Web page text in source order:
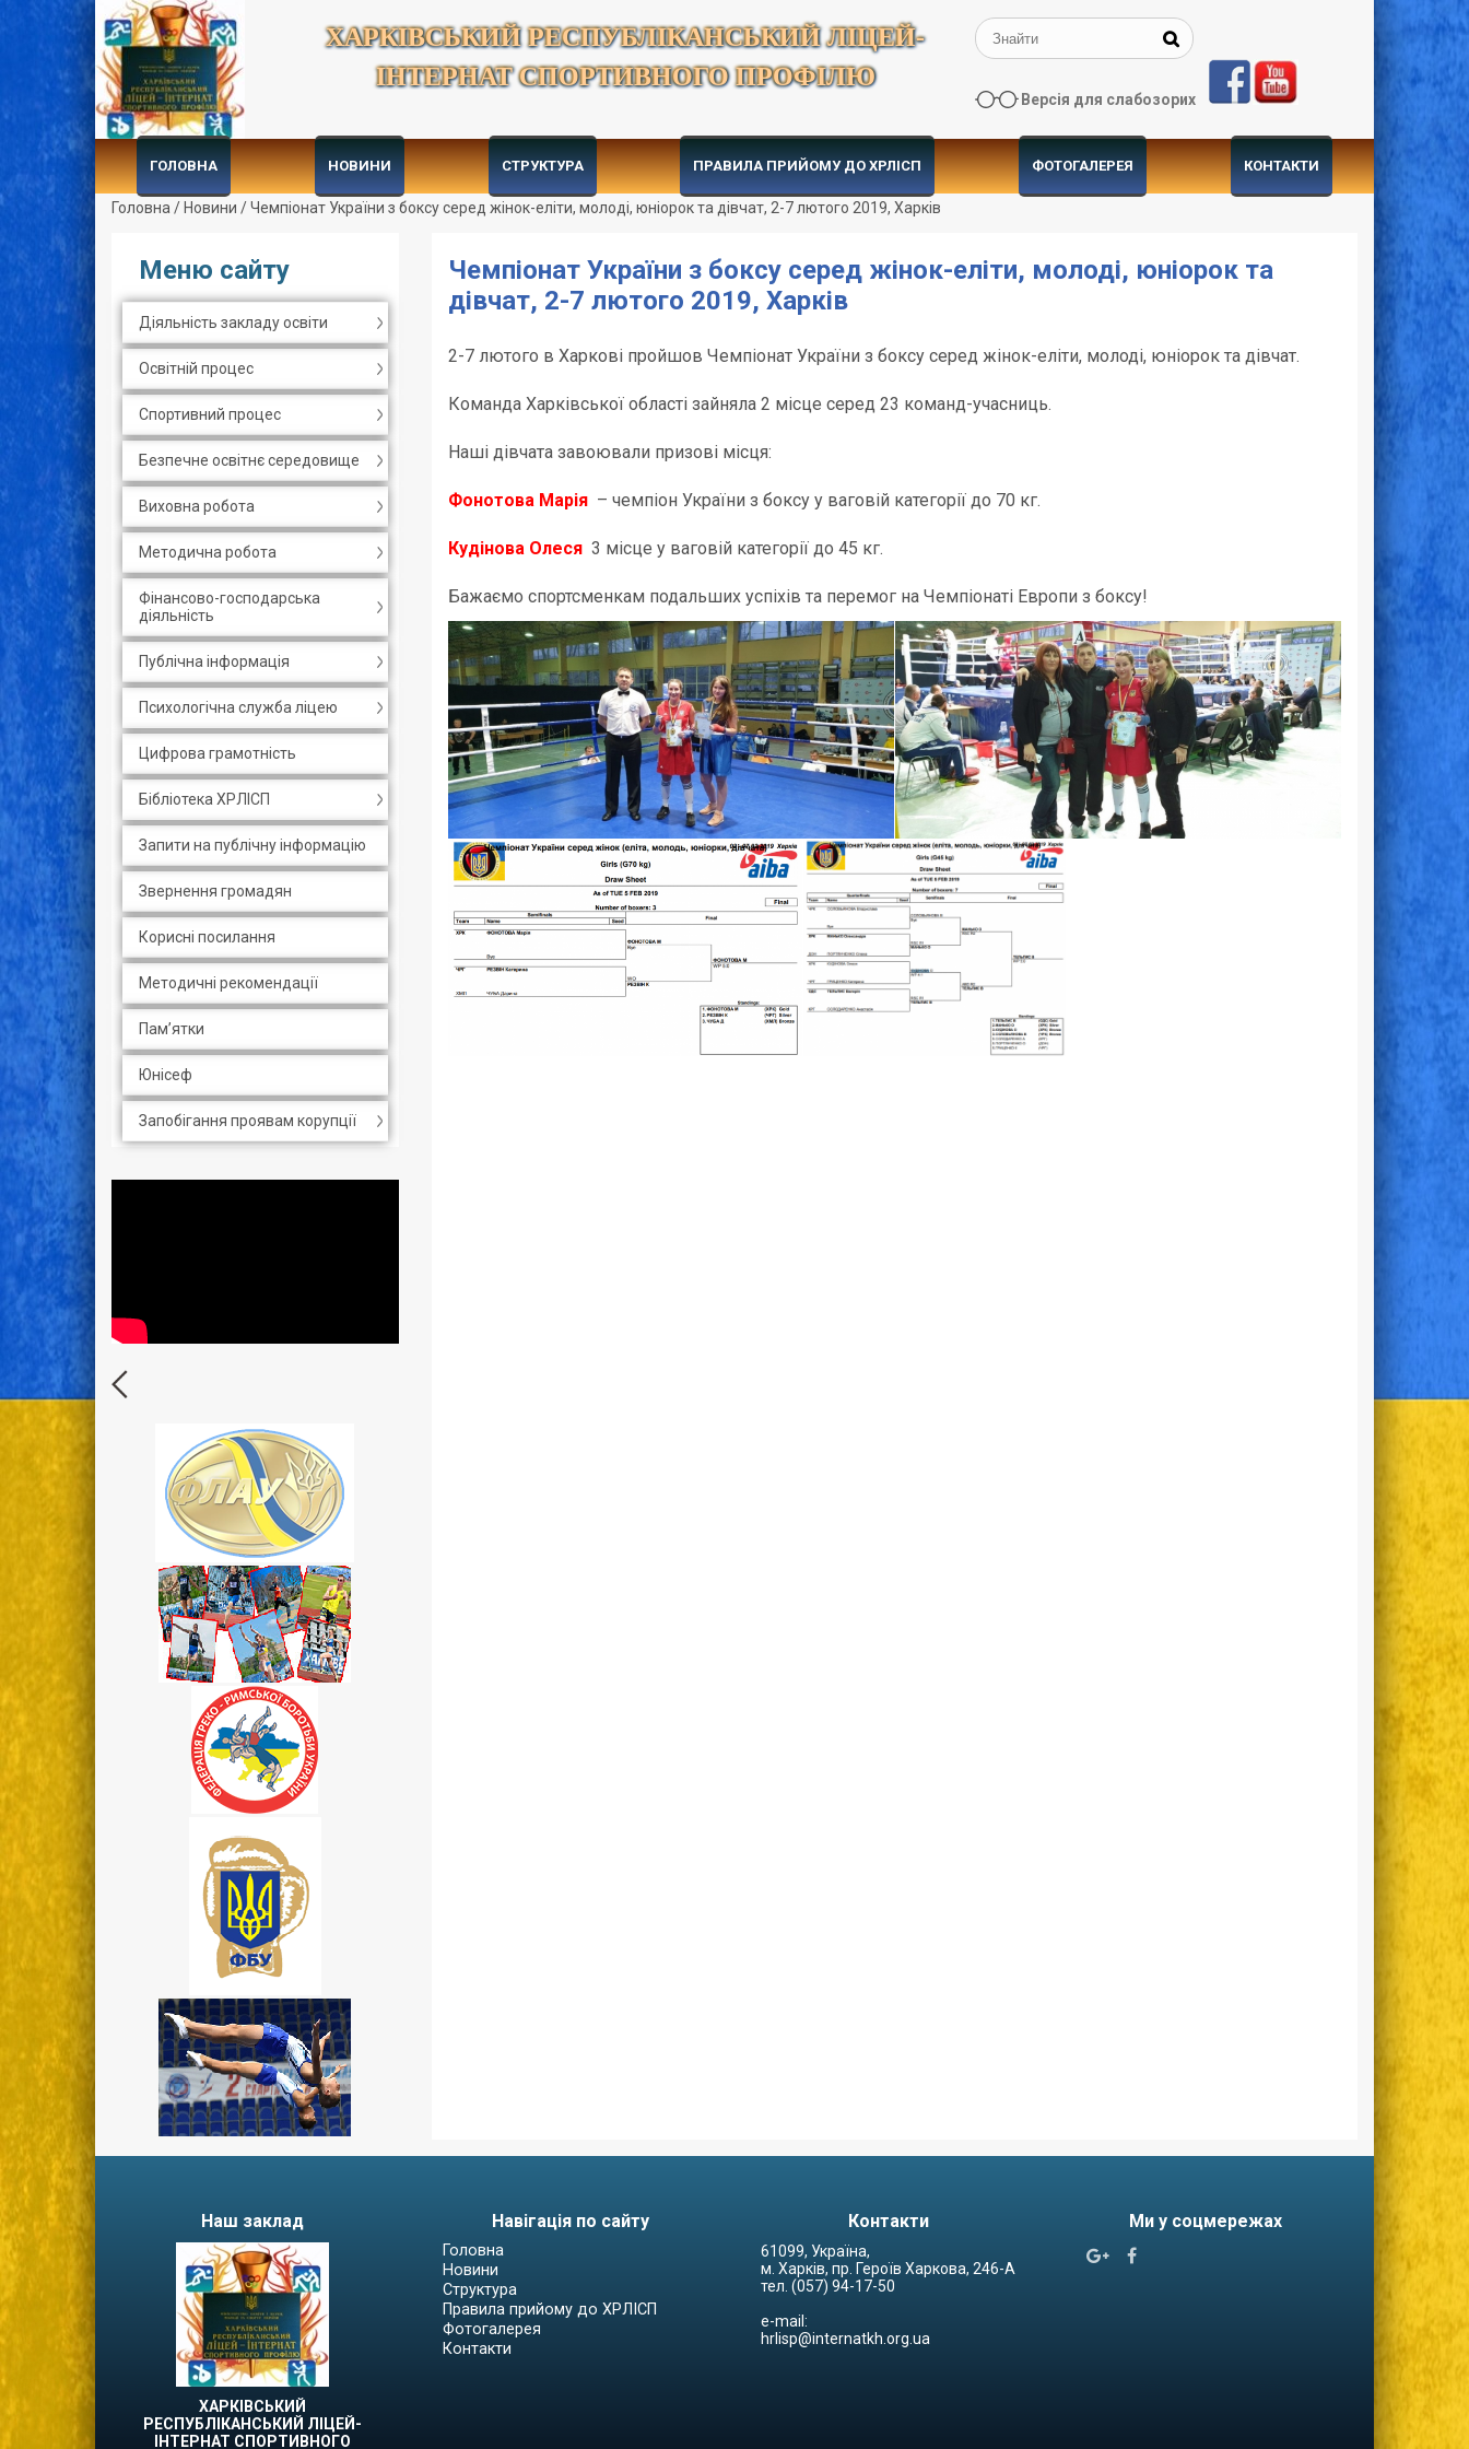
ХАРКІВСЬКИЙ РЕСПУБЛІКАНСЬКИЙ ЛІЦЕЙ-
ІНТЕРНАТ СПОРТИВНОГО ПРОФІЛЮ
Версія для слабозорих
ГОЛОВНА НОВИНИ СТРУКТУРА ПРАВИЛА ПРИЙОМУ ДО ХРЛІСП ФОТОГАЛЕРЕЯ КОНТАКТИ
Головна / Новини /Чемпіонат України з боксу серед жінок-еліти, молоді, юніорок та дівчат, 2-7 лютого 2019, Харків
Меню сайту
Діяльність закладу освіти
Освітній процес
Спортивний процес
Безпечне освітнє середовище
Виховна робота
Методична робота
Фінансово-господарська
діяльність
Публічна інформація
Психологічна служба ліцею
Цифрова грамотність
Бібліотека ХРЛІСП
Запити на публічну інформацію
Звернення громадян
Корисні посилання
Методичні рекомендації
Пам’ятки
Юнісеф
Запобігання проявам корупції
Чемпіонат України з боксу серед жінок-еліти, молоді, юніорок та
дівчат, 2-7 лютого 2019, Харків
2-7 лютого в Харкові пройшов Чемпіонат України з боксу серед жінок-еліти, молоді, юніорок та дівчат.
Команда Харківської області зайняла 2 місце серед 23 команд-учасниць.
Наші дівчата завоювали призові місця:
Фонотова Марія– чемпіон України з боксу у ваговій категорії до 70 кг.
Кудінова Олеся3 місце у ваговій категорії до 45 кг.
Бажаємо спортсменкам подальших успіхів та перемог на Чемпіонаті Европи з боксу!
Наш заклад
ХАРКІВСЬКИЙ
РЕСПУБЛІКАНСЬКИЙ ЛІЦЕЙ-
ІНТЕРНАТ СПОРТИВНОГО
Навігація по сайту
Головна
Новини
Структура
Правила прийому до ХРЛІСП
Фотогалерея
Контакти
Контакти
61099, Україна,
м. Харків, пр. Героїв Харкова, 246-А
тел. (057) 94-17-50
e-mail:
hrlisp@internatkh.org.ua
Ми у соцмережах
 